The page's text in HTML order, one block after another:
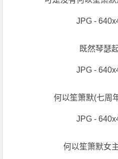
JPG -
既然琴瑟
JPG -
何以笙箫默(七周
JPG -
何以笙箫默女